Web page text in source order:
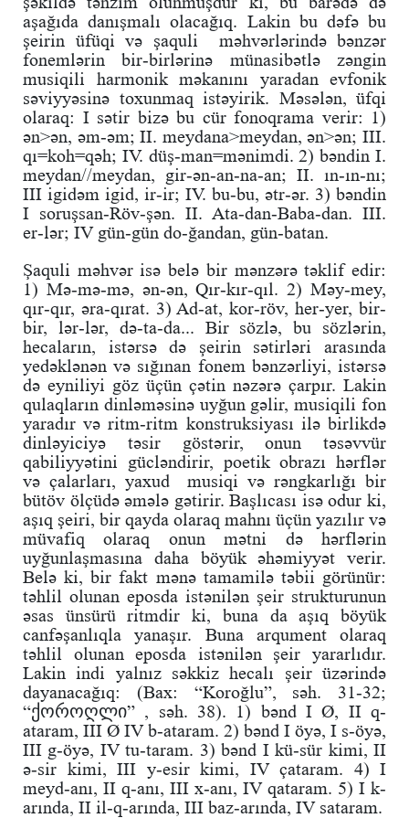
aşağıda danışmalı olacağıq. Lakin bu dəfə bu
şeirin üfüqi və şaquli məhvərlərində bənzər
fonemlərin bir-birlərinə münasibətlə zəngin
musiqili harmonik məkanını yaradan evfonik
səviyyəsinə toxunmaq istəyirik. Məsələn, üfqi
olaraq: I sətir bizə bu cür fonoqrama verir: 1)
ən>ən, əm-əm; II. meydana>meydan, ən>ən; III.
qı=koh=qəh; IV. düş-man=mənimdi. 2) bəndin I.
meydan//meydan, gir-ən-an-na-an; II. ın-ın-nı;
III igidəm igid, ir-ir; IV. bu-bu, ətr-ər. 3) bəndin
I soruşsan-Röv-şən. II. Ata-dan-Baba-dan. III.
er-lər; IV gün-gün do-ğandan, gün-batan.
Şaquli məhvər isə belə bir mənzərə təklif edir:
1) Mə-mə-mə, ən-ən, Qır-kır-qıl. 2) Məy-mey,
qır-qır, əra-qırat. 3) Ad-at, kor-röv, her-yer, bir-
bir, lər-lər, də-ta-da... Bir sözlə, bu sözlərin,
hecaların, istərsə də şeirin sətirləri arasında
yedəklənən və sığınan fonem bənzərliyi, istərsə
də eyniliyi göz üçün çətin nəzərə çarpır. Lakin
qulaqların dinləməsinə uyğun gəlir, musiqili fon
yaradır və ritm-ritm konstruksiyası ilə birlikdə
dinləyiciyə təsir göstərir, onun təsəvvür
qabiliyyətini gücləndirir, poetik obrazı hərflər
və çalarları, yaxud musiqi və rəngkarlığı bir
bütöv ölçüdə əmələ gətirir. Başlıcası isə odur ki,
aşıq şeiri, bir qayda olaraq mahnı üçün yazılır və
müvafiq olaraq onun mətni də hərflərin
uyğunlaşmasına daha böyük əhəmiyyət verir.
Belə ki, bir fakt mənə tamamilə təbii görünür:
təhlil olunan eposda istənilən şeir strukturunun
əsas ünsürü ritmdir ki, buna da aşıq böyük
canfəşanlıqla yanaşır. Buna arqument olaraq
təhlil olunan eposda istənilən şeir yararlıdır.
Lakin indi yalnız səkkiz hecalı şeir üzərində
dayanacağıq: (Bax: “Koroğlu”, səh. 31-32;
“ქოროღლი” , səh. 38). 1) bənd I Ø, II q-
ataram, III Ø IV b-ataram. 2) bənd I öyə, I s-öyə,
III g-öyə, IV tu-taram. 3) bənd I kü-sür kimi, II
ə-sir kimi, III y-esir kimi, IV çataram. 4) I
meyd-anı, II q-anı, III x-anı, IV qataram. 5) I k-
arında, II il-q-arında, III baz-arında, IV sataram.